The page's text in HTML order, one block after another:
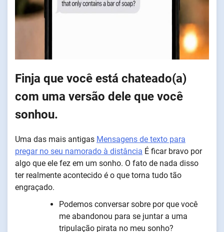
Finja que você está chateado(a)
com uma versão dele que você
sonhou.
Uma das mais antigas Mensagens de texto para
pregar no seu namorado à distância É ficar bravo por
algo que ele fez em um sonho. O fato de nada disso
ter realmente acontecido é o que torna tudo tão
engraçado.
Podemos conversar sobre por que você
me abandonou para se juntar a uma
tripulação pirata no meu sonho?